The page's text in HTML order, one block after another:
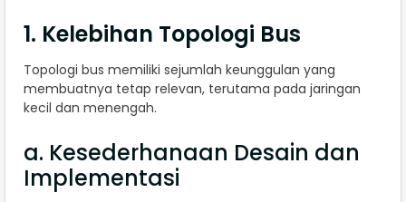
1. Kelebihan Topologi Bus
Topologi bus memiliki sejumlah keunggulan yang
membuatnya tetap relevan, terutama pada jaringan
kecil dan menengah.
a. Kesederhanaan Desain dan
Implementasi